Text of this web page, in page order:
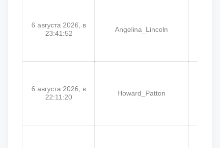
6 августа 2026, в
23:41:52
Angelina_Lincoln
6 августа 2026, в
22:11:20
Howard_Patton